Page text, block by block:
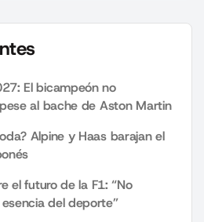
El bicampeón no
al bache de Aston Martin
Alpine y Haas barajan el
el futuro de la F1: “No
del deporte”